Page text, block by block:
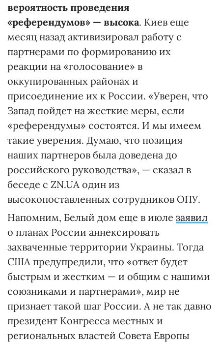
вероятность проведения
«референдумов» — высока. Киев еще
месяц назад активизировал работу с
партнерами по формированию их
реакции на «голосование» в
оккупированных районах и
присоединение их к России. «Уверен, что
Запад пойдет на жесткие меры, если
«референдумы» состоятся. И мы имеем
такие уверения. Думаю, что позиция
наших партнеров была доведена до
российского руководства», — сказал в
беседе с ZN.UA один из
высокопоставленных сотрудников ОПУ.
Напомним, Белый дом еще в июле заявил
о планах России аннексировать
захваченные территории Украины. Тогда
США предупредили, что «ответ будет
быстрым и жестким — и общим с нашими
союзниками и партнерами», мир не
признает такой шаг России. А не так давно
президент Конгресса местных и
региональных властей Совета Европы